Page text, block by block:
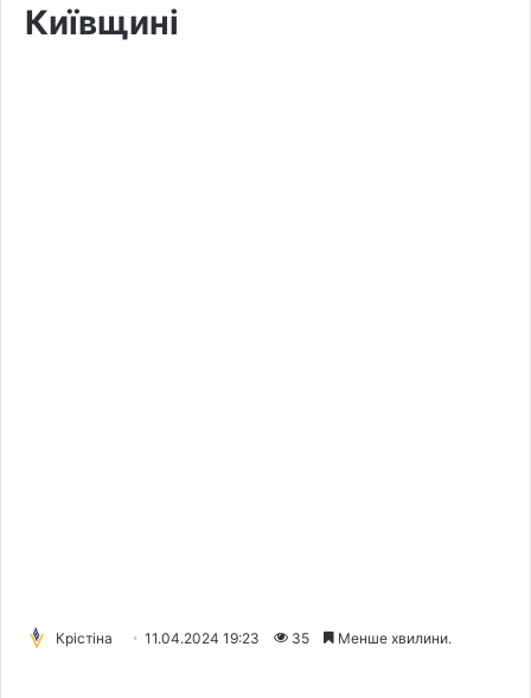
Київщині
Крістіна 11.04.2024 19:23 35 Менше хвилини.